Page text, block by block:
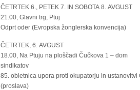
ČETRTEK 6., PETEK 7. IN SOBOTA 8. AVGUST
21.00, Glavni trg, Ptuj
Odprt oder (Evropska žonglerska konvencija)
ČETRTEK, 6. AVGUST
18.00, Na Ptuju na ploščadi Čučkova 1 – dom
sindikatov
85. obletnica upora proti okupatorju in ustanovitvi
(proslava)